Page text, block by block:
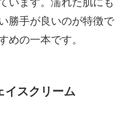
勝手が良いのが特徴で
めの一本です。
イスクリーム